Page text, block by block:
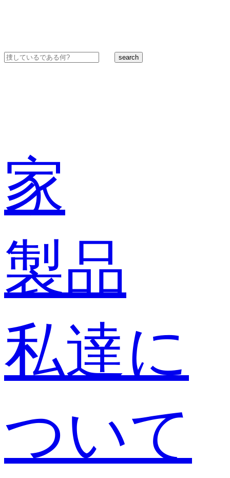
search
家
製品
私達に
ついて